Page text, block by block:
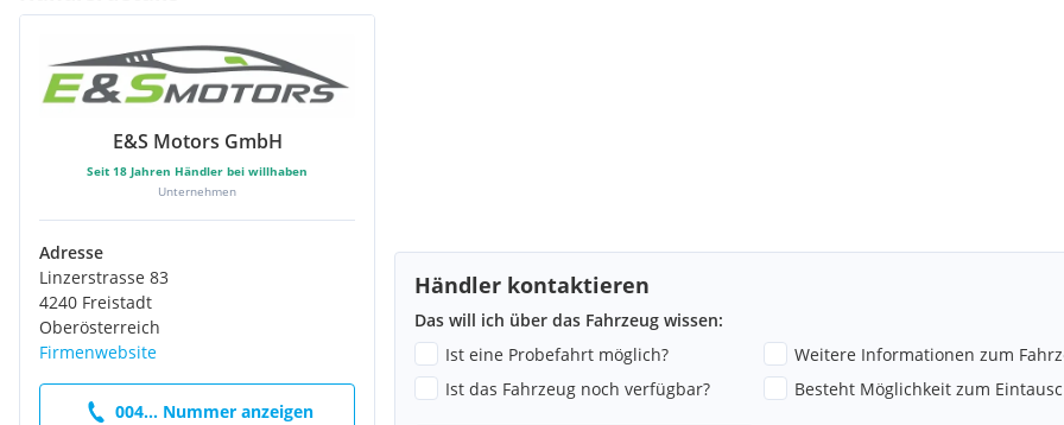
Beheizbare ThermaTec Windschutzscheibe
Querverkehrswarner
Verkehrsschilderkennung
Wireless Charging
E&S Motors GmbH
Seit 18 Jahren Händler bei willhaben
Unternehmen
Adresse
Linzerstrasse 83
4240 Freistadt
Oberösterreich
Firmenwebsite
004... Nummer anzeigen
Händler kontaktieren
Das will ich über das Fahrzeug wissen:
Ist eine Probefahrt möglich?
Weitere Informationen zum
Ist das Fahrzeug noch verfügbar?
Besteht Möglichkeit zum